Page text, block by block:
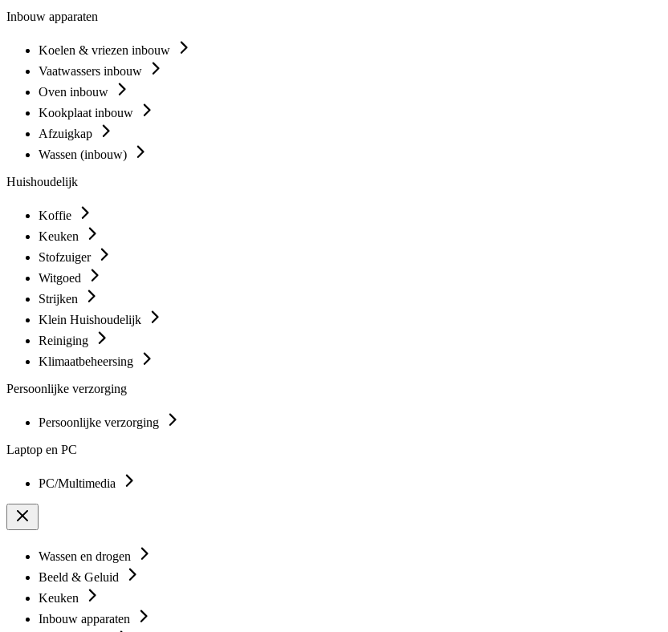
Inbouw apparaten
Koelen & vriezen inbouw
Vaatwassers inbouw
Oven inbouw
Kookplaat inbouw
Afzuigkap
Wassen (inbouw)
Huishoudelijk
Koffie
Keuken
Stofzuiger
Witgoed
Strijken
Klein Huishoudelijk
Reiniging
Klimaatbeheersing
Persoonlijke verzorging
Persoonlijke verzorging
Laptop en PC
PC/Multimedia
Wassen en drogen
Beeld & Geluid
Keuken
Inbouw apparaten